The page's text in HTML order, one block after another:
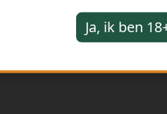
Ja, ik ben